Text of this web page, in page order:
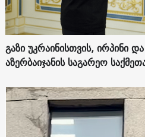
გაზი უკრაინისთვის, ირპინი
აზერბაიჯანის საგარეო